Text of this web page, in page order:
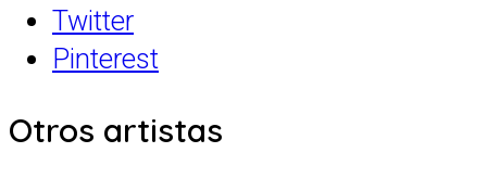
Twitter
Pinterest
Otros artistas